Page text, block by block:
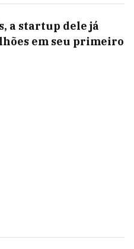
a startup dele já
em seu primeiro